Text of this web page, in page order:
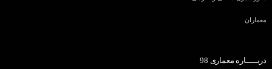
معماران
دربـــــاره معماری 98